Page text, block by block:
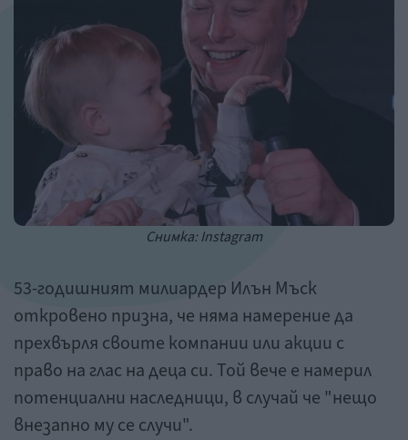
Снимка: Instagram
53-годишният милиардер Илън Мъск
откровено призна, че няма намерение да
прехвърля своите компании или акции с
право на глас на деца си. Той вече е намерил
потенциални наследници, в случай че "нещо
внезапно му се случи".